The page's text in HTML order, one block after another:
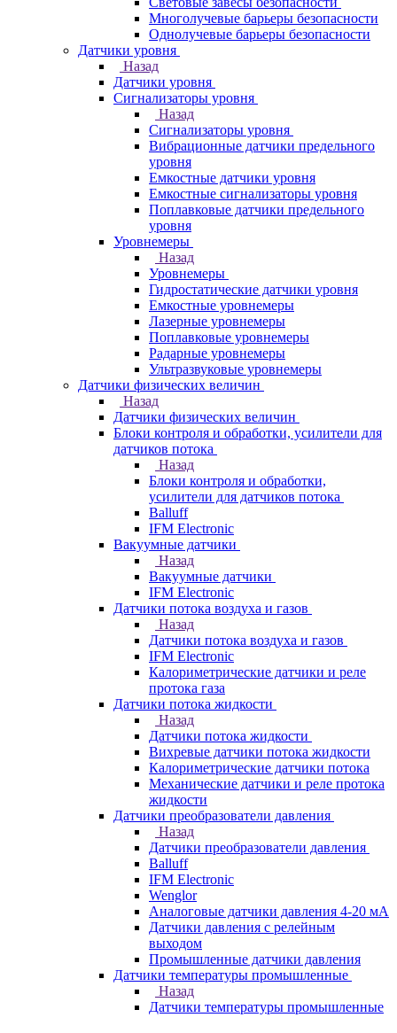
Многолучевые барьеры безопасности
Однолучевые барьеры безопасности
Датчики уровня
Назад
Датчики уровня
Сигнализаторы уровня
Назад
Сигнализаторы уровня
Вибрационные датчики предельного
уровня
Емкостные датчики уровня
Емкостные сигнализаторы уровня
Поплавковые датчики предельного
уровня
Уровнемеры
Назад
Уровнемеры
Гидростатические датчики уровня
Емкостные уровнемеры
Лазерные уровнемеры
Поплавковые уровнемеры
Радарные уровнемеры
Ультразвуковые уровнемеры
Датчики физических величин
Назад
Датчики физических величин
Блоки контроля и обработки, усилители для
датчиков потока
Назад
Блоки контроля и обработки,
усилители для датчиков потока
Balluff
IFM Electronic
Вакуумные датчики
Назад
Вакуумные датчики
IFM Electronic
Датчики потока воздуха и газов
Назад
Датчики потока воздуха и газов
IFM Electronic
Калориметрические датчики и реле
протока газа
Датчики потока жидкости
Назад
Датчики потока жидкости
Вихревые датчики потока жидкости
Калориметрические датчики потока
Механические датчики и реле протока
жидкости
Датчики преобразователи давления
Назад
Датчики преобразователи давления
Balluff
IFM Electronic
Wenglor
Аналоговые датчики давления 4-20 мА
Датчики давления с релейным
выходом
Промышленные датчики давления
Датчики температуры промышленные
Назад
Датчики температуры промышленные